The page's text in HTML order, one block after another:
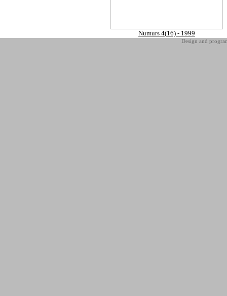
Numurs 4(16) - 1999
Design and